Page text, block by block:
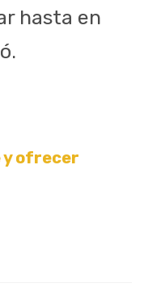
hasta en
y ofrecer